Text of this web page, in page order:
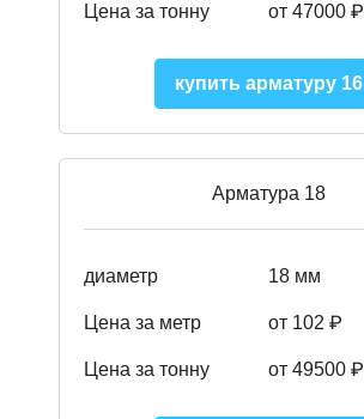
Цена за тонну от 47000 ₽
купить арматуру 16
Арматура 18
диаметр 18 мм
Цена за метр от 102 ₽
Цена за тонну от 49500 ₽